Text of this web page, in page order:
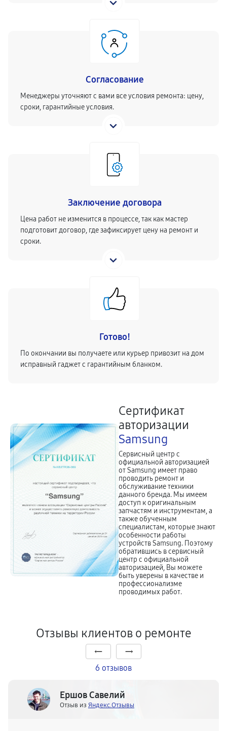
Согласование
Менеджеры уточняют с вами все условия ремонта: цену,
сроки, гарантийные условия.
Заключение договора
Цена работ не изменится в процессе, так как мастер
подготовит договор, где зафиксирует цену на ремонт и
сроки.
Готово!
По окончании вы получаете или курьер привозит на дом
исправный гаджет с гарантийным бланком.
Сертификат
авторизации
Samsung
Сервисный центр с
официальной авторизацией
от Samsung имеет право
проводить ремонт и
обслуживание техники
данного бренда. Мы имеем
доступ к оригинальным
запчастям и инструментам, а
также обученным
специалистам, которые знают
особенности работы
устройств Samsung. Поэтому
обратившись в сервисный
центр с официальной
авторизацией, Вы можете
быть уверены в качестве и
профессионализме
проводимых работ.
Отзывы клиентов о ремонте
6 отзывов
Ершов Савелий
Отзыв из Яндекс.Отзывы